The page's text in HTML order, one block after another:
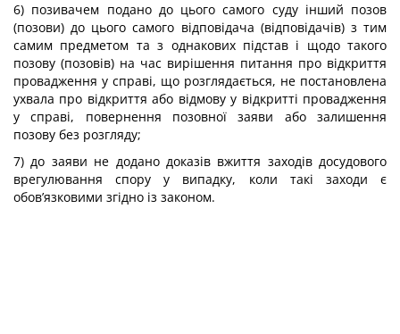
6) позивачем подано до цього самого суду інший позов
(позови) до цього самого відповідача (відповідачів) з тим
самим предметом та з однакових підстав і щодо такого
позову (позовів) на час вирішення питання про відкриття
провадження у справі, що розглядається, не постановлена
ухвала про відкриття або відмову у відкритті провадження
у справі, повернення позовної заяви або залишення
позову без розгляду;
7) до заяви не додано доказів вжиття заходів досудового
врегулювання спору у випадку, коли такі заходи є
обов’язковими згідно із законом.